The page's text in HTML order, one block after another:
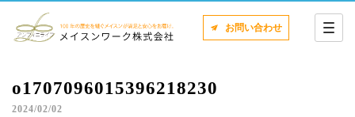
お問い合わせ
o1707096015396218230
2024/02/02